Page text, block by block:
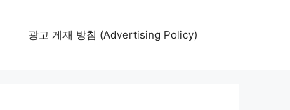
광고 게재 방침 (Advertising Policy)